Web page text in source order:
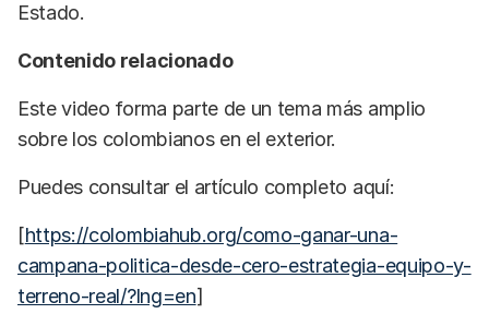
Estado.
Contenido relacionado
Este video forma parte de un tema más amplio
sobre los colombianos en el exterior.
Puedes consultar el artículo completo aquí:
[https://colombiahub.org/como-ganar-una-
campana-politica-desde-cero-estrategia-equipo-y-
terreno-real/?lng=en]